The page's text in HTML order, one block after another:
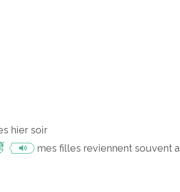
hier soir
mes filles reviennent souvent